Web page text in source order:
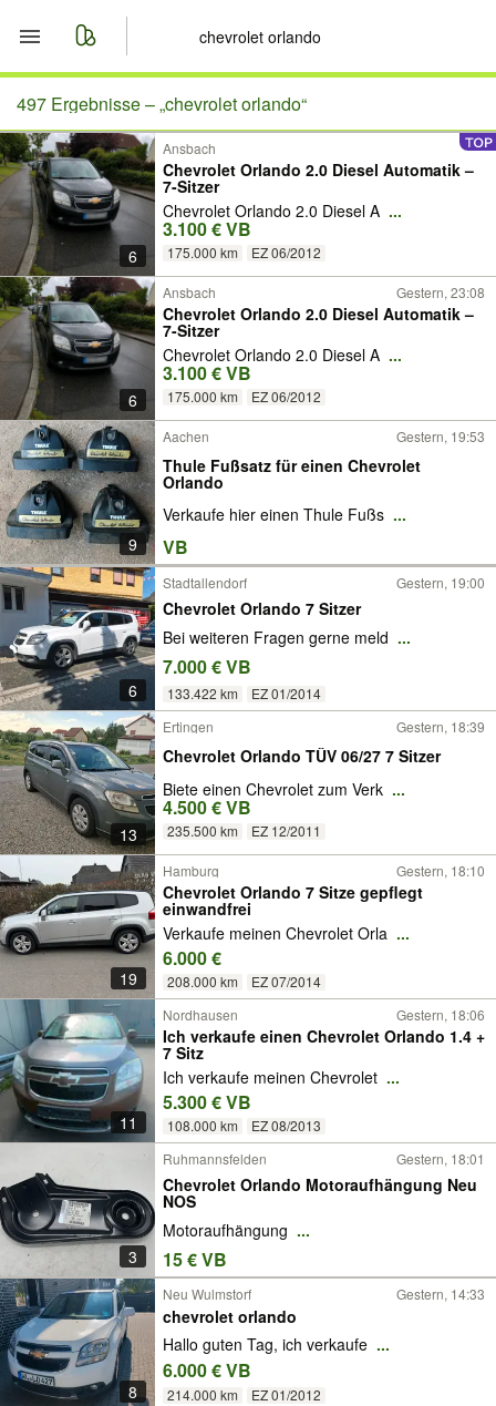
Start
Merkliste
Nachrichten
Anzeige aufgeben
497 Ergebnisse –„chevrolet orlando“
6
Ansbach
Chevrolet Orlando 2.0 Diesel Automatik –
7-Sitzer
Chevrolet Orlando 2.0 Diesel A ...
3.100 € VB
175.000 km EZ 06/2012
6
Ansbach Gestern, 23:08
Chevrolet Orlando 2.0 Diesel Automatik –
7-Sitzer
Chevrolet Orlando 2.0 Diesel A ...
3.100 € VB
175.000 km EZ 06/2012
9
Aachen Gestern, 19:53
Thule Fußsatz für einen Chevrolet
Orlando
Verkaufe hier einen Thule Fußs ...
VB
6
Stadtallendorf Gestern, 19:00
Chevrolet Orlando 7 Sitzer
Bei weiteren Fragen gerne meld ...
7.000 € VB
133.422 km EZ 01/2014
13
Ertingen Gestern, 18:39
Chevrolet Orlando TÜV 06/27 7 Sitzer
Biete einen Chevrolet zum Verk ...
4.500 € VB
235.500 km EZ 12/2011
19
Hamburg Gestern, 18:10
Chevrolet Orlando 7 Sitze gepflegt
einwandfrei
Verkaufe meinen Chevrolet Orla ...
6.000 €
208.000 km EZ 07/2014
11
Nordhausen Gestern, 18:06
Ich verkaufe einen Chevrolet Orlando 1.4 +
7 Sitz
Ich verkaufe meinen Chevrolet ...
5.300 € VB
108.000 km EZ 08/2013
3
Ruhmannsfelden Gestern, 18:01
Chevrolet Orlando Motoraufhängung Neu
NOS
Motoraufhängung ...
15 € VB
8
Neu Wulmstorf Gestern, 14:33
chevrolet orlando
Hallo guten Tag, ich verkaufe ...
6.000 € VB
214.000 km EZ 01/2012